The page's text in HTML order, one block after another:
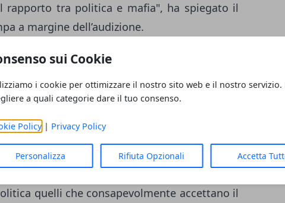
sui Cookie
i cookie per ottimizzare il nostro sito web e il nostro servizio.
a quali categorie dare il tuo consenso.
Policy| Privacy Policy
Personalizza Rifiuta Opzionali Accetta
rapporto tra politica e mafia", ha spiegato il
a margine dell’audizione.
politico mafioso, Di Matteo ha asserito: "Ho
consapevolmente, in fase elettorale, si
per l’acquisizione del consenso e
di certo non ha commesso alcun
responsabilità penale certi comportamenti
responsabilità politica e questo compete
quelli che consapevolmente accettano il